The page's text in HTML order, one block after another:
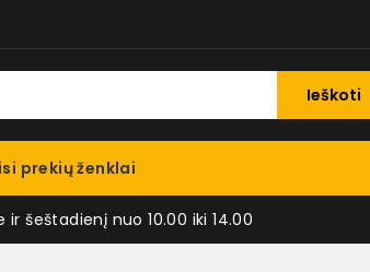
Ieškoti
prekių ženklai
ir šeštadienį nuo 10.00 iki 14.00